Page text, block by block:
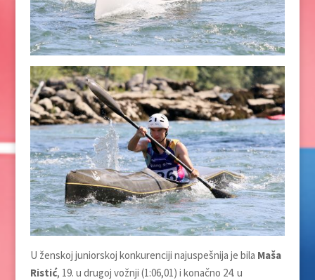
U ženskoj juniorskoj konkurenciji najuspešnija je bila Maša
Ristić, 19. u drugoj vožnji (1:06,01) i konačno 24. u